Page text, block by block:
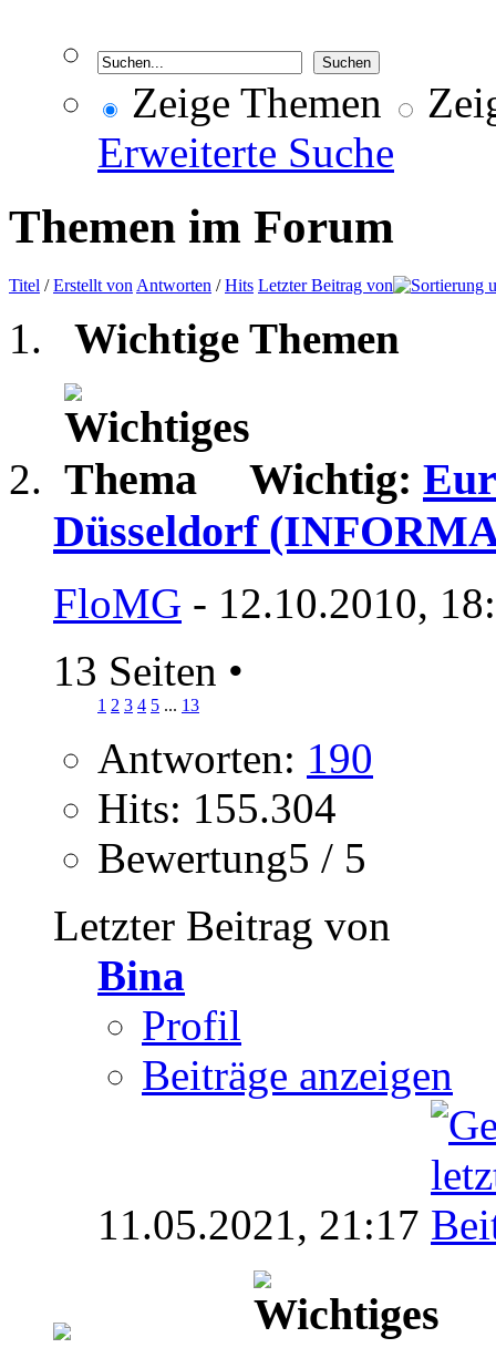
Zeige Themen
Erweiterte Suche
Themen im Forum
Titel /Erstellt von Antworten /Hits Letzter Beitrag von
Wichtige Themen
Wichtig:
Düsseldorf
FloMG - 12.10.2010,
13 Seiten •
1 2 3 4 5 ... 13
Antworten: 190
Hits: 155.304
Bewertung5 / 5
Letzter Beitrag von
Bina
Profil
Beiträge anzeigen
11.05.2021, 21:17